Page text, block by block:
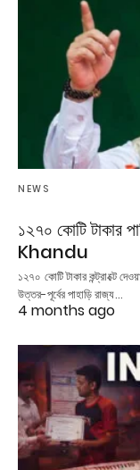
NEWS
১২৭০ কোটি টাকার
Khandu
১২৭০ কোটি টাকার
উত্তর-পূর্বের পাহাড়ি রাজ্য…
4 months ago